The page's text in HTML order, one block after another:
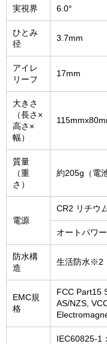
実視界 6.0°
ひとみ
径
3.7mm
アイレ
リーフ
17mm
大きさ
（長さ×
高さ×
幅）
質量
（重
さ）
約205g（電
電源
CR2 リチウ
オートパワ
防水構
造
生活防水※2
EMC規
格
FCC Part15
AS/NZS,
IEC60825-1